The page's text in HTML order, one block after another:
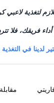
لتغذية لاعبي
فريقك، فلا
لدينا في التغذية